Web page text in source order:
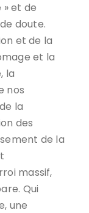
» et de
doute.
et de la
et la
la
nos
la
des
de la
massif,
Qui
une